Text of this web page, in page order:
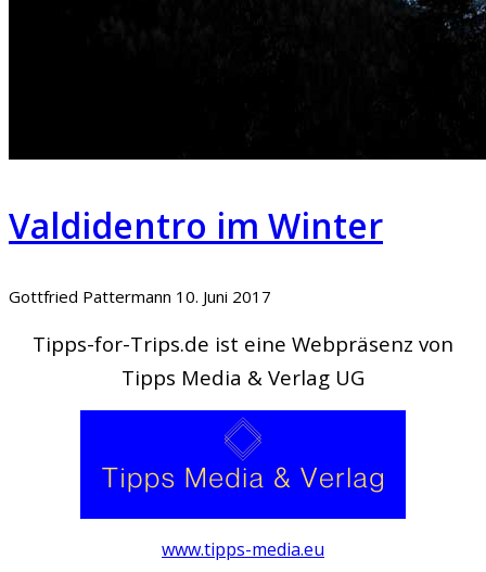
Valdidentro im Winter
Gottfried Pattermann 10. Juni 2017
Tipps-for-Trips.de ist eine Webpräsenz von
Tipps Media & Verlag UG
www.tipps-media.eu